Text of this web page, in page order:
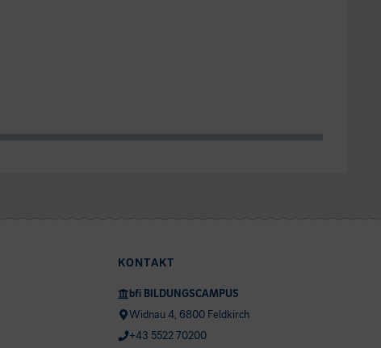
KONTAKT
bfi BILDUNGSCAMPUS
Widnau 4, 6800 Feldkirch
+43 5522 70200